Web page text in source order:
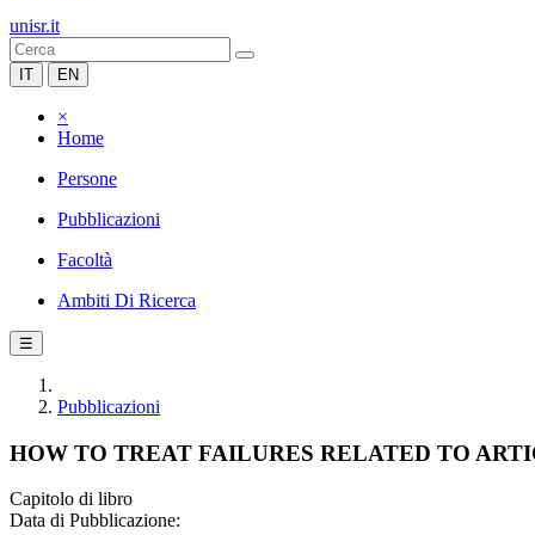
unisr.it
IT EN
×
Home
Persone
Pubblicazioni
Facoltà
Ambiti Di Ricerca
☰
Pubblicazioni
HOW TO TREAT FAILURES RELATED TO
Capitolo di libro
Data di Pubblicazione: